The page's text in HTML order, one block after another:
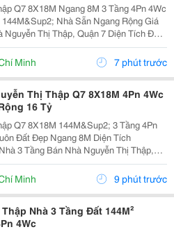
Q7 8X18M Ngang 8M 3 Tầng 4Pn 4Wc
Nhà Sẵn Ngang Rộng Giá
Nguyễn Thị Thập, Quận 7 Diện Tích Đất
Kết Cấu 3 Tầng 4 Phòng Ngủ 4
Toilet. Thông Tin Nổi Bật Khuôn Đất 8X18M...
Minh 7 phút trước
Thị Thập Q7 8X18M 4Pn 4Wc
16 Tỷ
Q7 8X18M 144M&Sup2; 3 Tầng 4Pn
Đất Đẹp Ngang 8M Diện Tích
3 Tầng Bán Nhà Nguyễn Thị Thập,
8X18M Tổng 144M&Sup2; Kết Cấu 3
4 Phòng Ngủ &Ndash; 4 Toilet. Điểm
Minh 9 phút trước
Nhà 3 Tầng Đất 144M²
4Wc